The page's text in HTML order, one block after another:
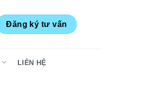
Đăng ký tư vấn
LIÊN HỆ